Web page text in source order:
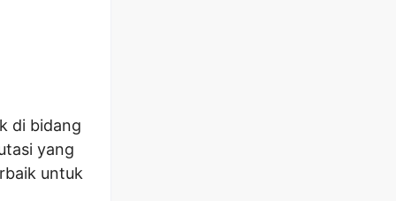
di bidang
yang
untuk